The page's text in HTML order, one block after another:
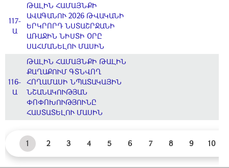
117-
Ա
ԹԱԼԻՆ ՀԱՄԱՅՆՔԻ
ԱՎԱԳԱՆՈՒ 2026 ԹՎԱԿԱՆԻ
ԵՐԿՐՈՐԴ ՆՍՏԱՇՐՋԱՆԻ
ԱՌԱՋԻՆ ՆԻՍՏԻ ՕՐԸ
ՍԱՀՄԱՆԵԼՈՒ ՄԱՍԻՆ
116-
Ա
ԹԱԼԻՆ ՀԱՄԱՅՆՔԻ ԹԱԼԻՆ
ՔԱՂԱՔՈՒՄ ԳՏՆՎՈՂ
ՀՈՂԱՄԱՍԻ ՆՊԱՏԱԿԱՅԻՆ
ՆՇԱՆԱԿՈՒԹՅԱՆ
ՓՈՓՈԽՈՒԹՅՈՒՆԸ
ՀԱՍՏԱՏԵԼՈՒ ՄԱՍԻՆ
1 2 3 4 5 6 7 8 9 10